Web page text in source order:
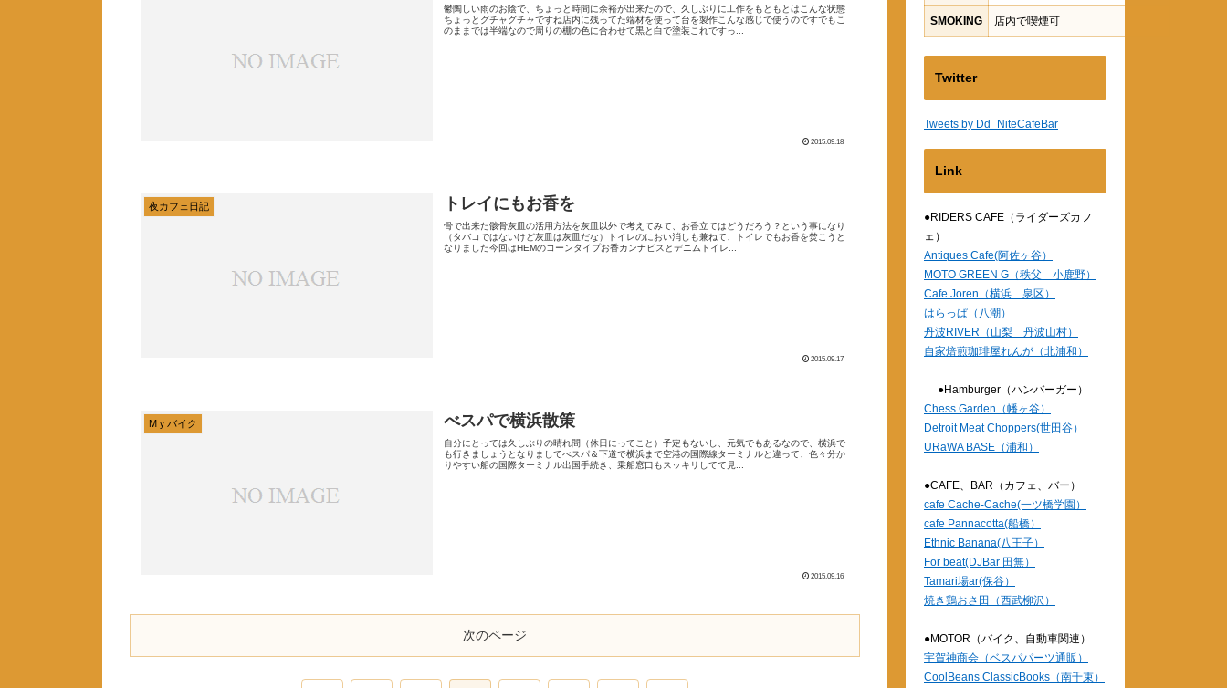
鬱陶しい雨のお陰で、ちょっと時間に余裕が出来たので、久しぶりに工作をもともとはこんな状態
ちょっとグチャグチャですね店内に残ってた端材を使って台を製作こんな感じで使うのですでもこ
のままでは半端なので周りの棚の色に合わせて黒と白で塗装これですっ...
2015.09.18
夜カフェ日記 トレイにもお香を
骨で出来た骸骨灰皿の活用方法を灰皿以外で考えてみて、お香立てはどうだろう？という事になり
（タバコではないけど灰皿は灰皿だな）トイレのにおい消しも兼ねて、トイレでもお香を焚こうと
なりました今回はHEMのコーンタイプお香カンナビスとデニムトイレ...
2015.09.17
Mｙバイク べスパで横浜散策
自分にとっては久しぶりの晴れ間（休日にってこと）予定もないし、元気でもあるなので、横浜で
も行きましょうとなりましてべスパ＆下道で横浜まで空港の国際線ターミナルと違って、色々分か
りやすい船の国際ターミナル出国手続き、乗船窓口もスッキリしてて見...
2015.09.16
次のページ
SMOKING 店内で喫煙可
Twitter
Tweets by Dd_NiteCafeBar
Link
●RIDERS CAFE（ライダーズカフ
ェ）
Antiques Cafe(阿佐ヶ谷）
MOTO GREEN G（秩父 小鹿野）
Cafe Joren（横浜 泉区）
はらっぱ（八潮）
丹波RIVER（山梨 丹波山村）
自家焙煎珈琲屋れんが（北浦和）
●Hamburger（ハンバーガー）
Chess Garden（幡ヶ谷）
Detroit Meat Choppers(世田谷）
URaWA BASE（浦和）
●CAFE、BAR（カフェ、バー）
cafe Cache-Cache(一ツ橋学園）
cafe Pannacotta(船橋）
Ethnic Banana(八王子）
For beat(DJBar 田無）
Tamari場ar(保谷）
焼き鶏おさ田（西武柳沢）
●MOTOR（バイク、自動車関連）
宇賀神商会（ベスパパーツ通販）
CoolBeans ClassicBooks（南千束）